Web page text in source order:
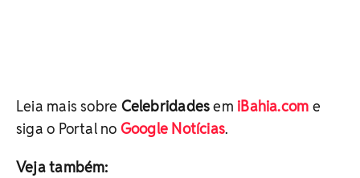
Leia mais sobre Celebridadesem iBahia.com e
siga o Portal no Google Notícias.
Veja também: